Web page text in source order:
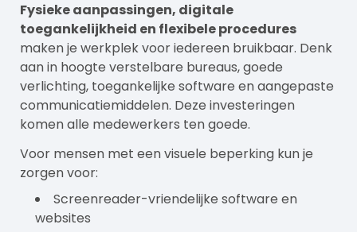
Fysieke aanpassingen, digitale
toegankelijkheid en flexibele procedures
maken je werkplek voor iedereen bruikbaar. Denk
aan in hoogte verstelbare bureaus, goede
verlichting, toegankelijke software en aangepaste
communicatiemiddelen. Deze investeringen
komen alle medewerkers ten goede.
Voor mensen met een visuele beperking kun je
zorgen voor:
Screenreader-vriendelijke software en
websites